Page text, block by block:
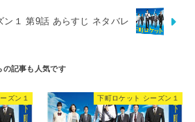
ン１ 第9話 あらすじ ネタバレ
ズン１ 下町ロケット シーズン１